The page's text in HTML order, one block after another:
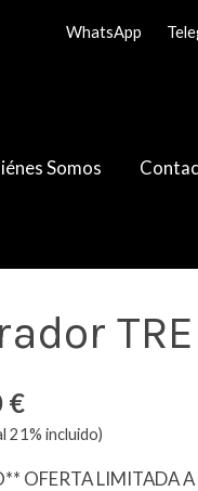
WhatsApp
Somos
€
21% incluido)
OFERTA LIMITADA